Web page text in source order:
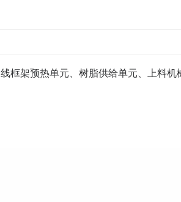
框架预热单元、树脂供给单元、上料